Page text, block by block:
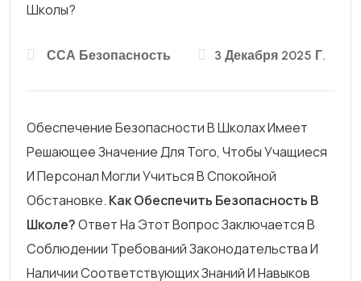
ССА Безопасность 3 Декабря 2025 Г.
Обеспечение Безопасности В Школах Имеет
Решающее Значение Для Того, Чтобы Учащиеся
И Персонал Могли Учиться В Спокойной
Обстановке. Как Обеспечить Безопасность В
Школе?Ответ На Этот Вопрос Заключается В
Соблюдении Требований Законодательства И
Наличии Соответствующих Знаний И Навыков